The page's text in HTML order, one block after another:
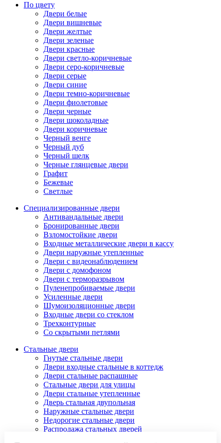
По цвету
Двери белые
Двери вишневые
Двери желтые
Двери зеленые
Двери красные
Двери светло-коричневые
Двери серо-коричневые
Двери серые
Двери синие
Двери темно-коричневые
Двери фиолетовые
Двери черные
Двери шоколадные
Двери коричневые
Черный венге
Черный дуб
Черный шелк
Черные глянцевые двери
Графит
Бежевые
Светлые
Специализированные двери
Антивандальные двери
Бронированные двери
Взломостойкие двери
Входные металлические двери в кассу
Двери наружные утепленные
Двери с видеонаблюдением
Двери с домофоном
Двери с терморазрывом
Пуленепробиваемые двери
Усиленные двери
Шумоизоляционные двери
Входные двери со стеклом
Трехконтурные
Со скрытыми петлями
Стальные двери
Гнутые стальные двери
Двери входные стальные в коттедж
Двери стальные распашные
Стальные двери для улицы
Двери стальные утепленные
Дверь стальная двупольная
Наружные стальные двери
Недорогие стальные двери
Распродажа стальных дверей